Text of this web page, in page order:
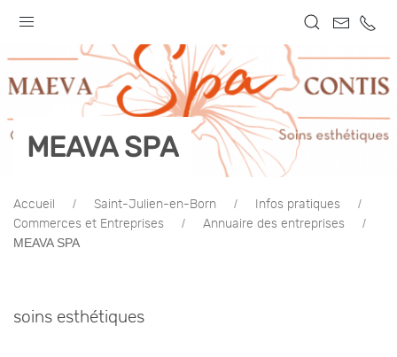
MEAVA SPA
Accueil Saint-Julien-en-Born
Infos pratiques
Commerces et Entreprises
Annuaire des entreprises
MEAVA SPA
soins esthétiques